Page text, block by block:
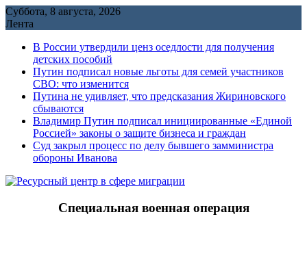
Перейти
к
Суббота, 8 августа, 2026
Лента
В России утвердили ценз оседлости для получения
детских пособий
Путин подписал новые льготы для семей участников
СВО: что изменится
Путина не удивляет, что предсказания Жириновского
сбываются
Владимир Путин подписал инициированные «Единой
Россией» законы о защите бизнеса и граждан
Cуд закрыл процесс по делу бывшего замминистра
обороны Иванова
Специальная военная операция